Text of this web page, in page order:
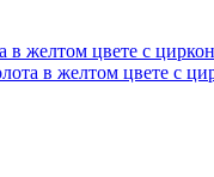
в желтом цвете с